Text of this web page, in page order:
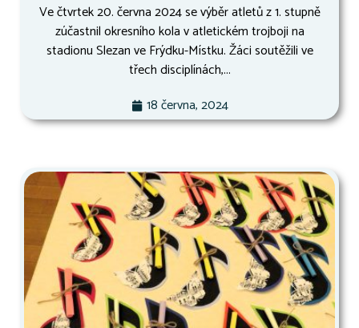
Ve čtvrtek 20. června 2024 se výběr atletů z 1. stupně
zúčastnil okresního kola v atletickém trojboji na
stadionu Slezan ve Frýdku-Místku. Žáci soutěžili ve
třech disciplínách,...
18 června, 2024